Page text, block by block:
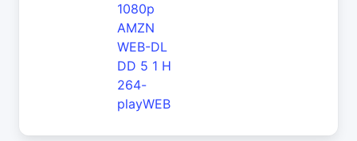
1080p
AMZN
WEB-DL
DD 5 1 H
264-
playWEB